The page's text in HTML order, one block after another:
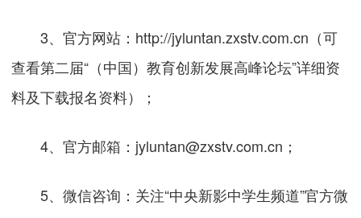
3、官方网站： http://jyluntan.zxstv.com.cn （可
查看第二届“（中国）教育创新发展高峰论坛”详细资
料及下载报名资料）；
4、官方邮箱：jyluntan@zxstv.com.cn；
5、微信咨询：关注“中央新影中学生频道”官方微